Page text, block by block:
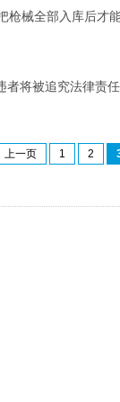
枪械全部入库后才
者将被追究法律责
上一页 1 2